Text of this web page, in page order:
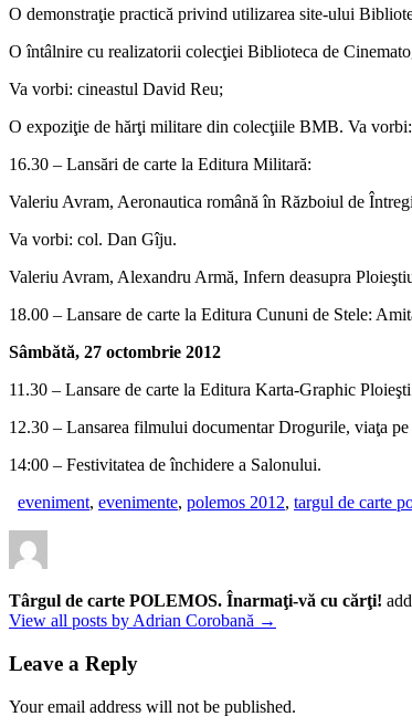
O demonstraţie practică privind utilizarea site-ului
O întâlnire cu realizatorii colecţiei Biblioteca de
Va vorbi: cineastul David Reu;
O expoziţie de hărţi militare din colecţiile BMB. Va
16.30 – Lansări de carte la Editura Militară:
Valeriu Avram, Aeronautica română în Războiul de
Va vorbi: col. Dan Gîju.
Valeriu Avram, Alexandru Armă, Infern deasupra
18.00 – Lansare de carte la Editura Cununi de Stele:
Sâmbătă, 27 octombrie 2012
11.30 – Lansare de carte la Editura Karta-Graphic
12.30 – Lansarea filmului documentar Drogurile, viaţa
14:00 – Festivitatea de închidere a Salonului.
eveniment, evenimente, polemos 2012, targul de carte
Târgul de carte POLEMOS. Înarmaţi-vă cu cărţi!
View all posts by Adrian Corobană →
Leave a Reply
Your email address will not be published.